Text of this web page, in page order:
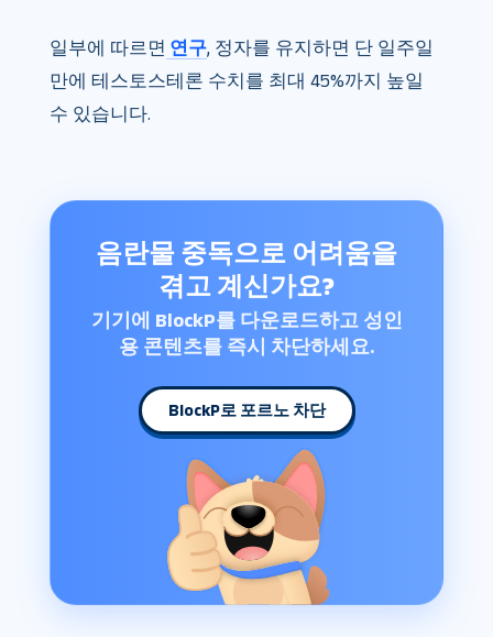
일부에 따르면 연구, 정자를 유지하면 단 일주일
만에 테스토스테론 수치를 최대 45%까지 높일
수 있습니다.
음란물 중독으로 어려움을
겪고 계신가요?
기기에 BlockP를 다운로드하고 성인
용 콘텐츠를 즉시 차단하세요.
BlockP로 포르노 차단